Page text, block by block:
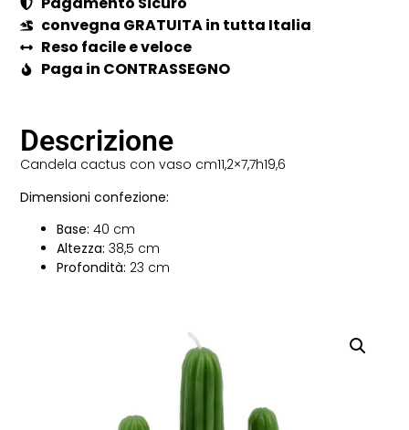
convegna GRATUITA in tutta Italia
Reso facile e veloce
Paga in CONTRASSEGNO
Descrizione
Candela cactus con vaso cm11,2×7,7h19,6
Dimensioni confezione:
Base: 40 cm
Altezza: 38,5 cm
Profondità: 23 cm